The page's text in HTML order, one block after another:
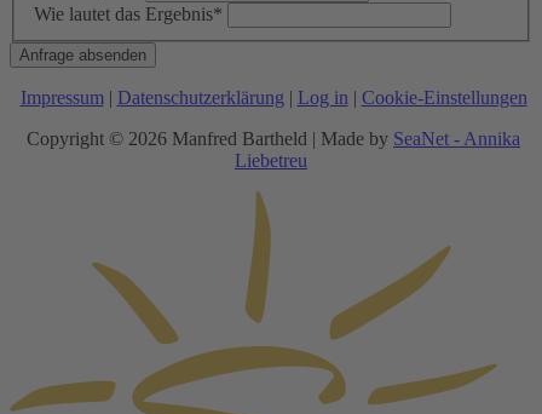
Wie lautet das Ergebnis*
Anfrage absenden
Impressum | Datenschutzerklärung | Log in | Cookie-Einstellungen
Copyright © 2026 Manfred Bartheld | Made by SeaNet - Annika
Liebetreu